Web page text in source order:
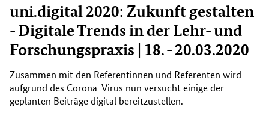
uni.digital 2020: Zukunft gestalten
- Digitale Trends in der Lehr- und
Forschungspraxis | 18. - 20.03.2020
Zusammen mit den Referentinnen und Referenten wird
aufgrund des Corona-Virus nun versucht einige der
geplanten Beiträge digital bereitzustellen.